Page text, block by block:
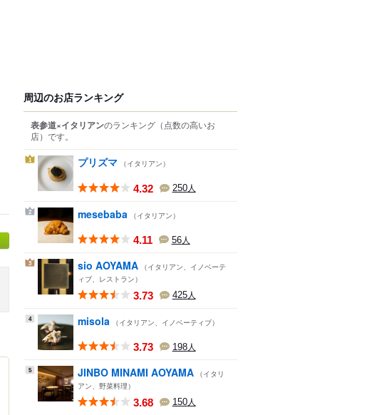
周辺のお店ランキング
表参道×イタリアンのランキング （点数の高いお
店） です。
1 プリズマ （イタリアン）
4.32 250人
2 mesebaba （イタリアン）
4.11 56人
3 sio AOYAMA （イタリアン、イノベーテ
ィブ、レストラン）
3.73 425人
4 misola （イタリアン、イノベーティブ）
3.73 198人
5 JINBO MINAMI AOYAMA （イタリ
アン、野菜料理）
3.68 150人